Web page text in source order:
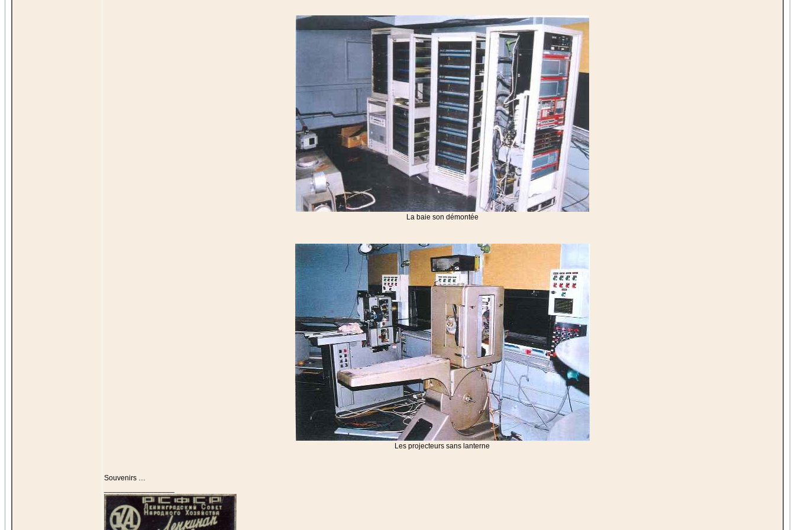
La baie son démontée
Les projecteurs sans lanterne
Souvenirs …